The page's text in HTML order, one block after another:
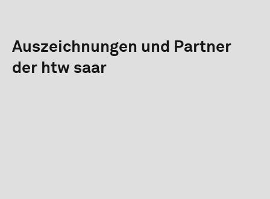
Auszeichnungen und Partner
der htw saar